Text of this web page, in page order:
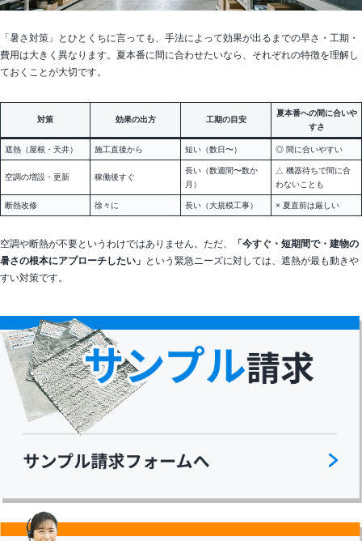
「暑さ対策」とひとくちに言っても、手法によって効果が出るまでの早さ・工期・
費用は大きく異なります。夏本番に間に合わせたいなら、それぞれの特徴を理解し
ておくことが大切です。
対策 効果の出方 工期の目安
夏本番への間に合いや
すさ
遮熱（屋根・天井） 施工直後から 短い（数日〜） ◎ 間に合いやすい
空調の増設・更新 稼働後すぐ
長い（数週間〜数か
月）
△ 機器待ちで間に合
わないことも
断熱改修 徐々に 長い（大規模工事） × 夏直前は厳しい
空調や断熱が不要というわけではありません。ただ、
「今すぐ・短期間で・建物の
暑さの根本にアプローチしたい」 という緊急ニーズに対しては、遮熱が最も動きや
すい対策です。